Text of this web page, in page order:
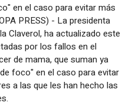
en el caso para evitar más
PRESS) - La presidenta
Claverol, ha actualizado este
por los fallos en el
de mama, que suman ya
foco" en el caso para evitar
a las que les han hecho las